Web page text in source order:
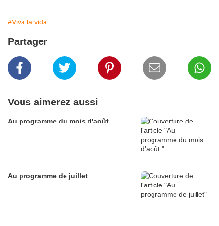
#Viva la vida
Partager
Vous aimerez aussi
Au programme du mois d'août
Au programme de juillet